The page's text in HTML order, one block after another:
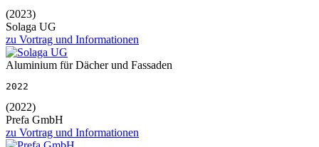
(2023)
Solaga UG
zu Vortrag und Informationen
Aluminium für Dächer und Fassaden
2022
(2022)
Prefa GmbH
zu Vortrag und Informationen